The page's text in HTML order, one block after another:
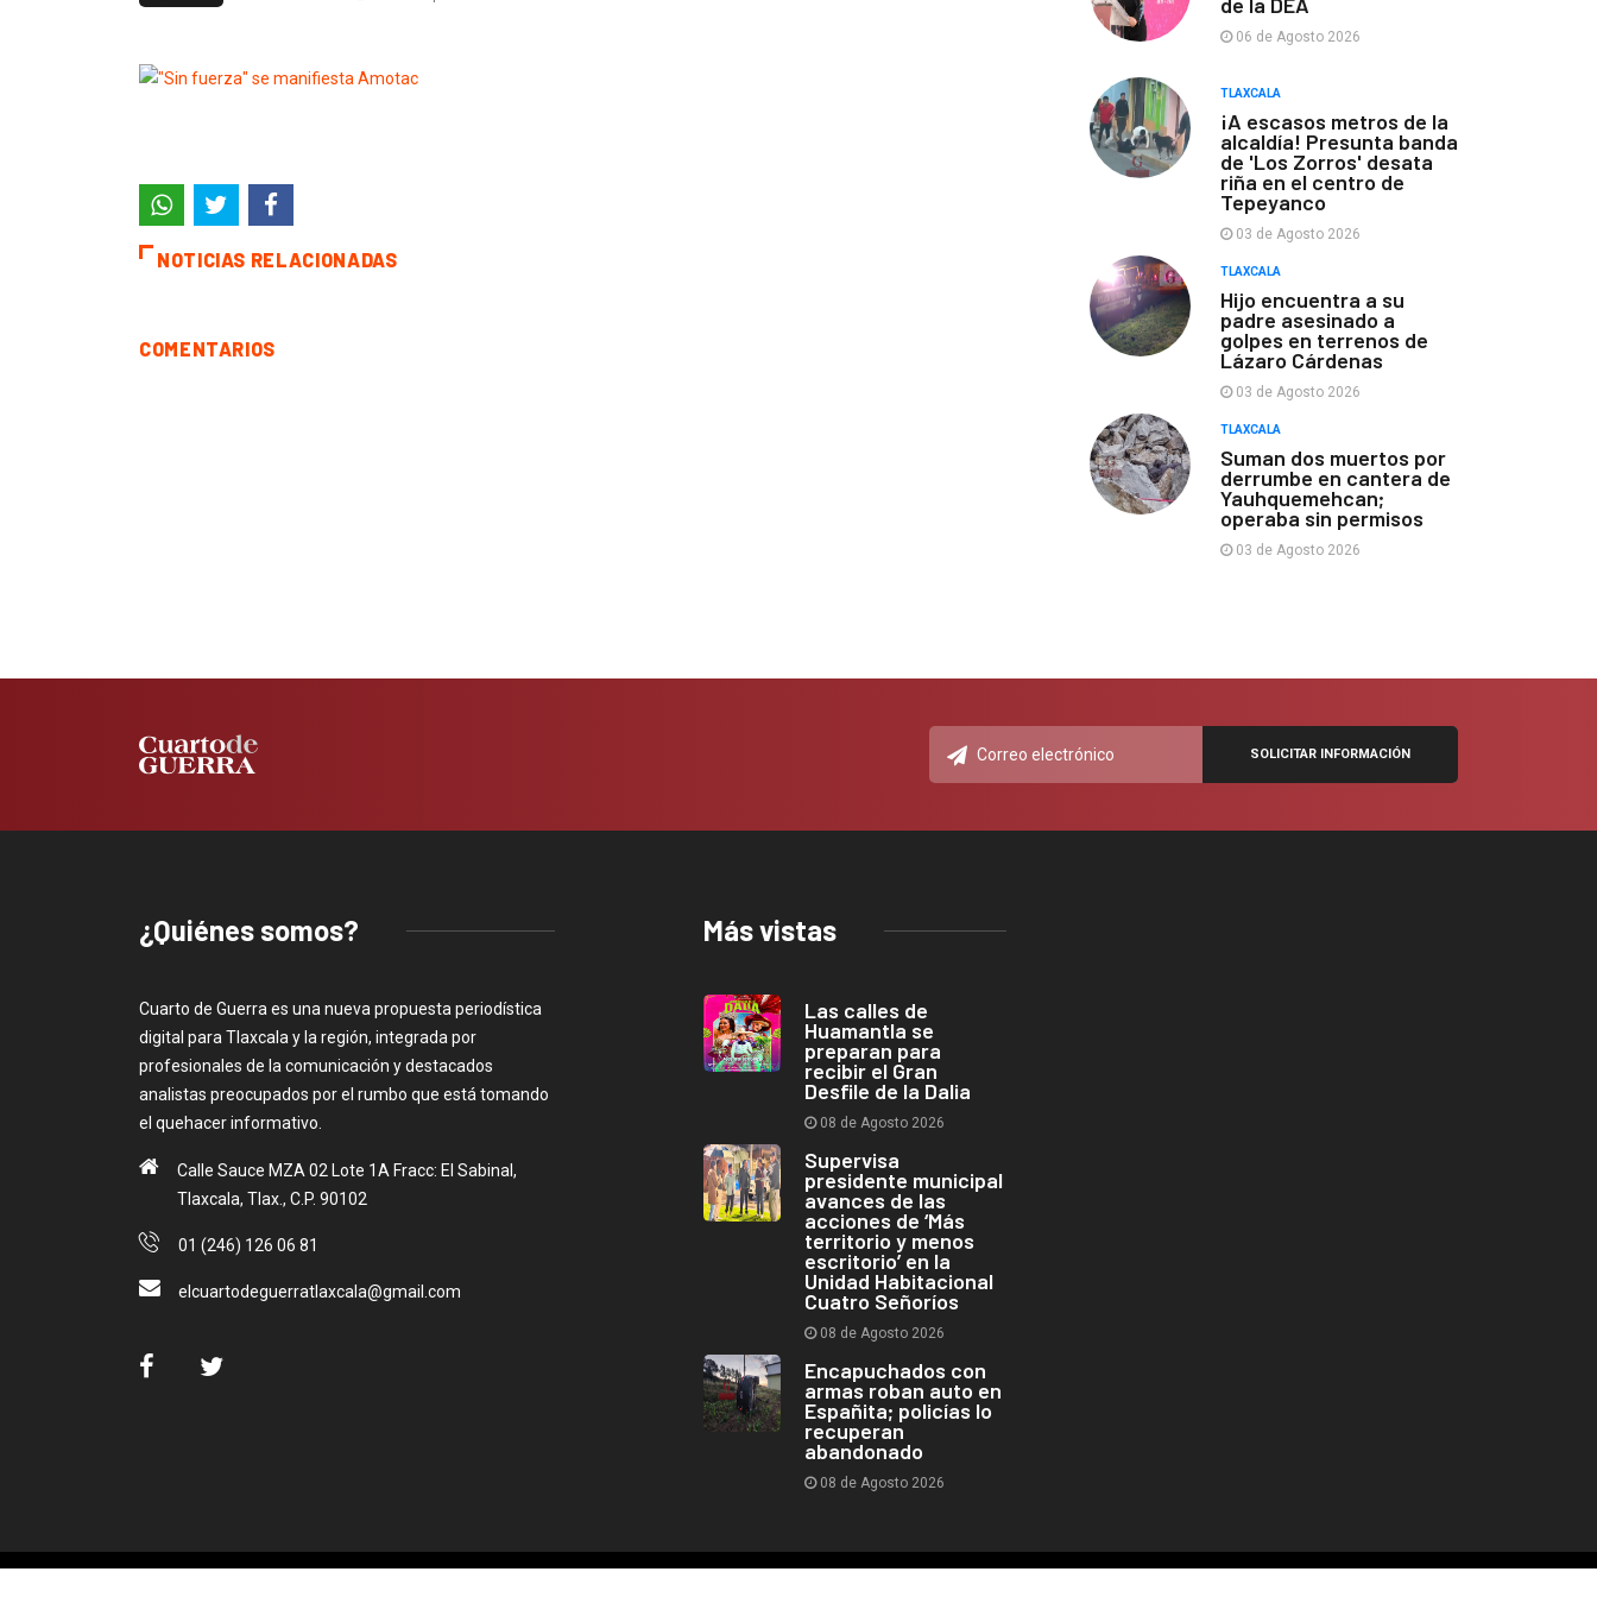
NOTICIAS RELACIONADAS
COMENTARIOS
06 de Agosto 2026
TLAXCALA
¡A escasos metros de la
alcaldía! Presunta banda
de 'Los Zorros' desata
riña en el centro de
Tepeyanco
03 de Agosto 2026
TLAXCALA
Hijo encuentra a su
padre asesinado a
golpes en terrenos de
Lázaro Cárdenas
03 de Agosto 2026
TLAXCALA
Suman dos muertos por
derrumbe en cantera de
Yauhquemehcan;
operaba sin permisos
03 de Agosto 2026
¿Quiénes somos?
Cuarto de Guerra es una nueva propuesta periodística
digital para Tlaxcala y la región, integrada por
profesionales de la comunicación y destacados
analistas preocupados por el rumbo que está tomando
el quehacer informativo.
Calle Sauce MZA 02 Lote 1A Fracc: El Sabinal,
Tlaxcala, Tlax., C.P. 90102
01 (246) 126 06 81
elcuartodeguerratlaxcala@gmail.com
Más vistas
Las calles de
Huamantla se
preparan para
recibir el Gran
Desfile de la Dalia
08 de Agosto 2026
Supervisa
presidente municipal
avances de las
acciones de ‘Más
territorio y menos
escritorio’ en la
Unidad Habitacional
Cuatro Señoríos
08 de Agosto 2026
Encapuchados con
armas roban auto en
Españita; policías lo
recuperan
abandonado
08 de Agosto 2026